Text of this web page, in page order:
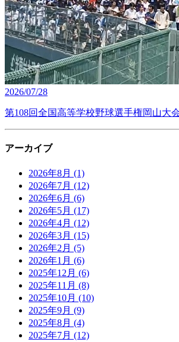
2026/07/28
第108回全国高等学校野球選手権岡山大
アーカイブ
2026年8月 (1)
2026年7月 (12)
2026年6月 (6)
2026年5月 (17)
2026年4月 (12)
2026年3月 (15)
2026年2月 (5)
2026年1月 (6)
2025年12月 (6)
2025年11月 (8)
2025年10月 (10)
2025年9月 (9)
2025年8月 (4)
2025年7月 (12)